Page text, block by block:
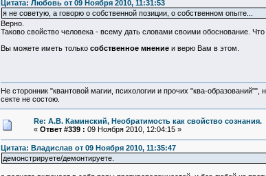
Цитата: Любовь от 09 Ноября 2010, 11:31:53
я не советую, а говорю о собственной позиции, о собственном опыте...
Верно.
Таково свойство человека - всему дать словами своими обоснование.
Вы можете иметь только собственное мнениеи верю Вам в этом.
Не сторонник "квантовой магии, психологии и прочих "ква-
секте не состою.
Re: А.В. Каминский, Необратимость как свойство сознания.
« Ответ #339 : 09 Ноября 2010, 12:04:15 »
Цитата: Владислав от 09 Ноября 2010, 11:35:47
демонстрируете/демонтируете.